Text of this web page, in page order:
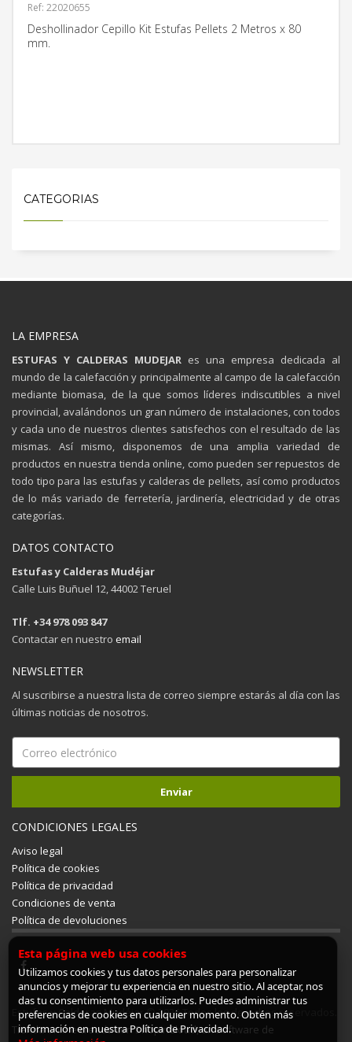
Ref: 22020655
Deshollinador Cepillo Kit Estufas Pellets 2 Metros x 80
mm.
CATEGORIAS
LA EMPRESA
ESTUFAS Y CALDERAS MUDEJAR es una empresa dedicada al
mundo de la calefacción y principalmente al campo de la calefacción
mediante biomasa, de la que somos líderes indiscutibles a nivel
provincial, avalándonos un gran número de instalaciones, con todos
y cada uno de nuestros clientes satisfechos con el resultado de las
mismas. Así mismo, disponemos de una amplia variedad de
productos en nuestra tienda online, como pueden ser repuestos de
todo tipo para las estufas y calderas de pellets, así como productos
de lo más variado de ferretería, jardinería, electricidad y de otras
categorías.
DATOS CONTACTO
Estufas y Calderas Mudéjar
Calle Luis Buñuel 12, 44002 Teruel
Tlf. +34 978 093 847
Contactar en nuestro email
NEWSLETTER
Al suscribirse a nuestra lista de correo siempre estarás al día con las
últimas noticias de nosotros.
CONDICIONES LEGALES
Aviso legal
Política de cookies
Política de privacidad
Condiciones de venta
Política de devoluciones
Estufas y Calderas Mudéjar © 2026 Todos los derechos reservados.
Tienda online creada con ShopinCloud, un software de
Esta página web usa cookies
Utilizamos cookies y tus datos personales para personalizar
anuncios y mejorar tu experiencia en nuestro sitio. Al aceptar, nos
das tu consentimiento para utilizarlos. Puedes administrar tus
preferencias de cookies en cualquier momento. Obtén más
información en nuestra Política de Privacidad.